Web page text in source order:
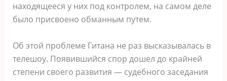
находящееся у них под контролем, на самом деле
было присвоено обманным путем.
Об этой проблеме Гитана не раз высказывалась в
телешоу. Появившийся спор дошел до крайней
степени своего развития — судебного заседания